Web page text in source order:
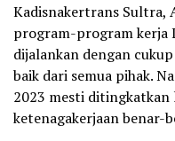
Kadisnakertrans Sultra,
program-program kerja
dijalankan dengan
baik dari semua pihak.
2023 mesti ditingkatkan
ketenagakerjaan benar-